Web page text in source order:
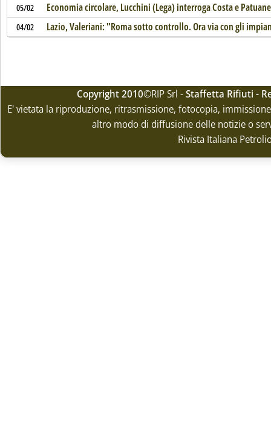
05/02 Economia circolare, Lucchini (Lega) interroga Costa e
04/02 Lazio, Valeriani: "Roma sotto controllo. Ora via con gli
Copyright 2010©RIP Srl -Staffetta Rifiuti -
E' vietata la riproduzione, ritrasmissione, fotocopia,
altro modo di diffusione delle notizie o
Rivista Italiana